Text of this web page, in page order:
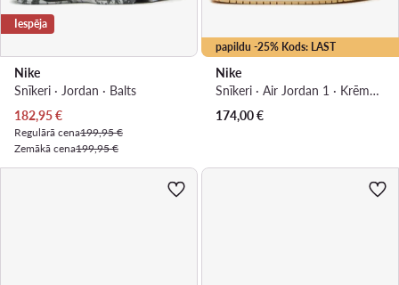
Iespēja
Nike
Snīkeri · Jordan · Balts
Pašreizējā cena
182,95€
Regulārā cena199,95 €
Zemākā cena199,95 €
papildu -25% Kods: LAST
Nike
Snīkeri · Air Jordan 1 · Krēmkrāsas
174,00€